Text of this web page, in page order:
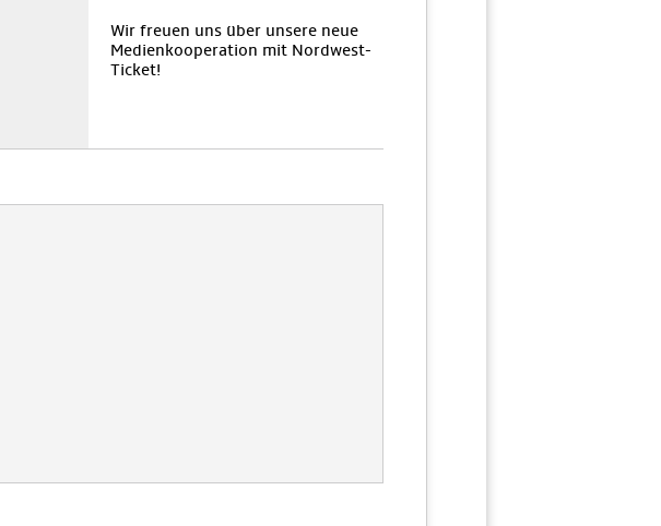
Wir freuen uns über unsere neue
Medienkooperation mit Nordwest-
Ticket!